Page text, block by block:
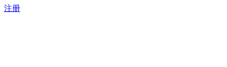
注册